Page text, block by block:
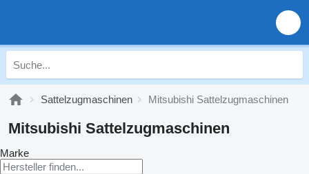
Sattelzugmaschinen Mitsubishi Sattelzugmaschinen
Mitsubishi Sattelzugmaschinen
Marke